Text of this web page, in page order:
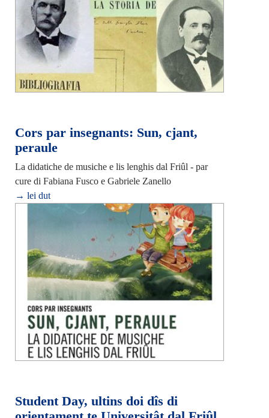
Cors par insegnants: Sun, cjant,
peraule
La didatiche de musiche e lis lenghis dal Friûl - par
cure di Fabiana Fusco e Gabriele Zanello
→ lei dut
Student Day, ultins doi dîs di